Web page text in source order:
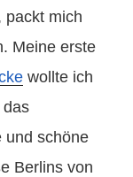
packt mich
Meine erste
wollte ich
das
und schöne
Berlins von